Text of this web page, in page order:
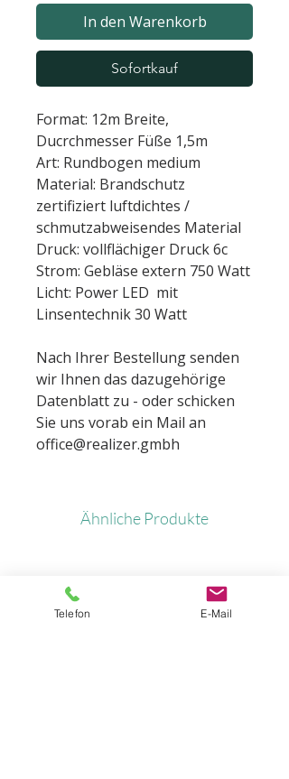
In den Warenkorb
Sofortkauf
Format: 12m Breite,
Ducrchmesser Füße 1,5m
Art: Rundbogen medium
Material: Brandschutz
zertifiziert luftdichtes /
schmutzabweisendes Material
Druck: vollflächiger Druck 6c
Strom: Gebläse extern 750 Watt
Licht: Power LED mit
Linsentechnik 30 Watt
Nach Ihrer Bestellung senden
wir Ihnen das dazugehörige
Datenblatt zu - oder schicken
Sie uns vorab ein Mail an
office@realizer.gmbh
Ähnliche Produkte
Telefon E-Mail